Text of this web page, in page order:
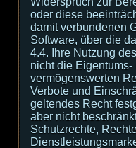
oder diese
damit verbundenen
Software, über die
4.4. Ihre Nutzung
nicht die
vermögenswerten
Verbote und
geltendes Recht
aber nicht
Schutzrechte,